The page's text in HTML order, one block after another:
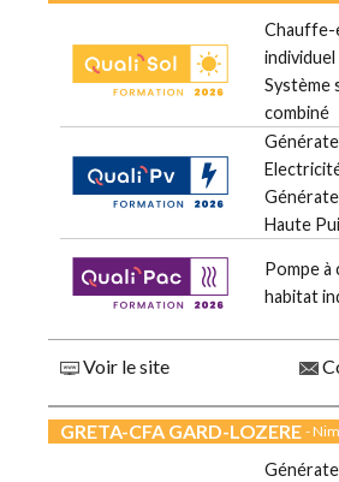
Chauffe-
individuel
Système
combiné
Haute
Pompe à
habitat
Voir le site
GRETA-CFA GARD-LOZERE -